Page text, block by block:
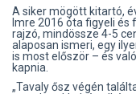
A siker mögött kitartó,
Imre 2016 óta figyeli
rajzó, mindössze 4-5
alaposan ismeri, egy
is most először – és
kapnia.
„Tavaly ősz végén